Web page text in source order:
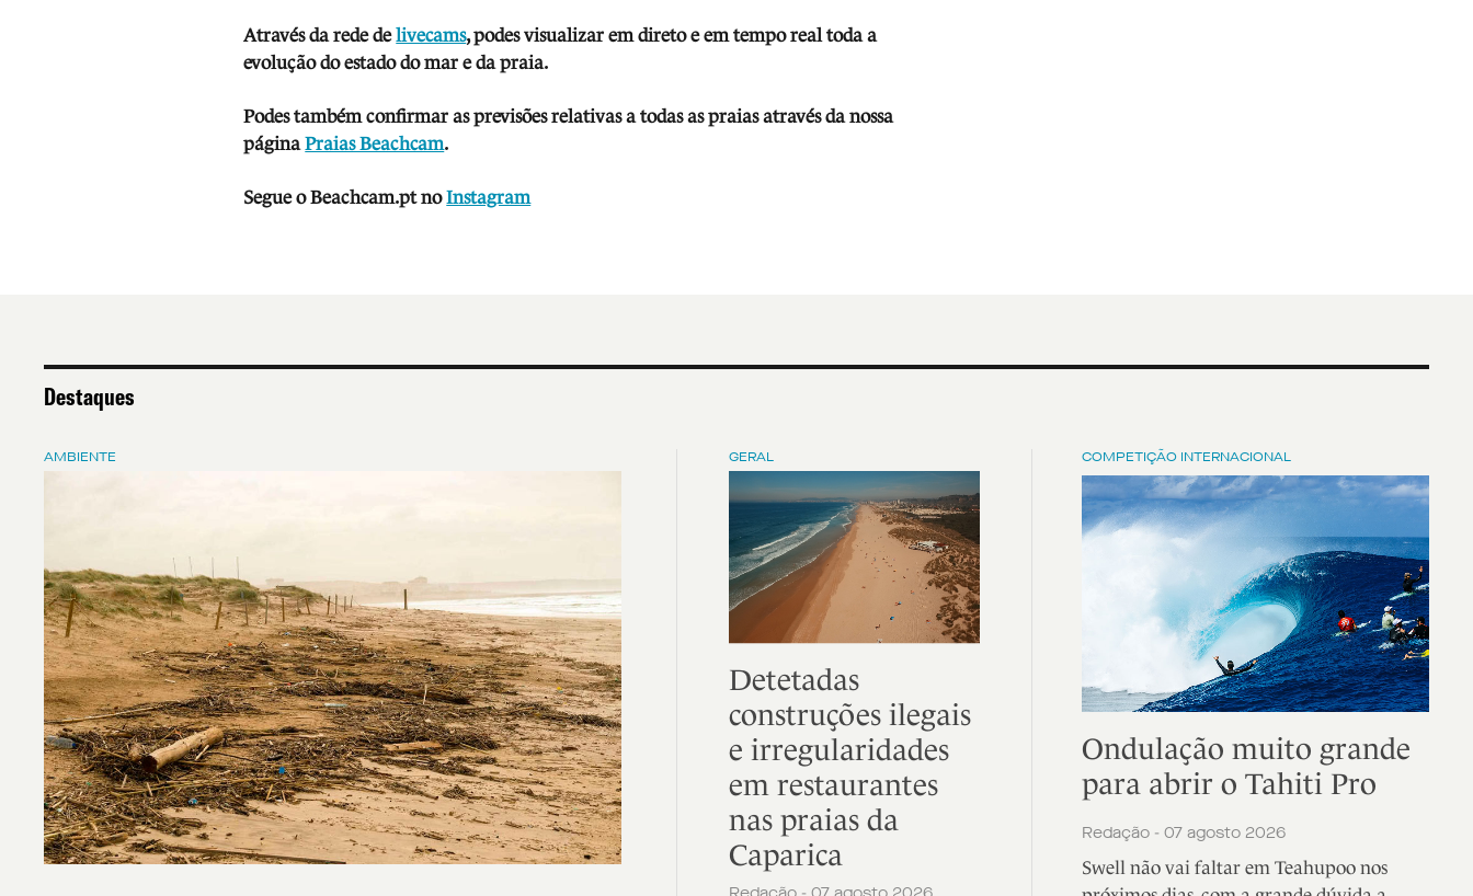
Através da rede delivecams, podes visualizar em direto e em tempo real toda a
evolução do estado do mar e da praia.
Podes também confirmar as previsões relativas a todas as praias através da nossa
páginaPraias Beachcam.
Segue o Beachcam.pt no Instagram
Destaques
AMBIENTE GERAL
Detetadas
construções ilegais
e irregularidades
em restaurantes
nas praias da
Caparica
COMPETIÇÃO INTERNACIONAL
Ondulação muito grande
para abrir o Tahiti Pro
Redação - 07 agosto 2026
Swell não vai faltar em Teahupoo nos